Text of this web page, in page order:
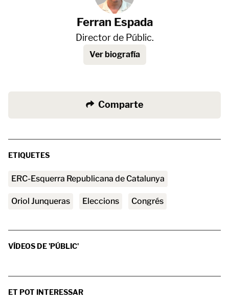
Ferran Espada
Director de Públic.
Ver biografía
Comparte
ETIQUETES
ERC-Esquerra Republicana de Catalunya
Oriol Junqueras Eleccions Congrés
VÍDEOS DE 'PÚBLIC'
ET POT INTERESSAR